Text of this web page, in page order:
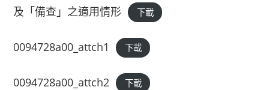
及「備查」之適用情形
下載
0094728a00_attch1 下載
0094728a00_attch2 下載